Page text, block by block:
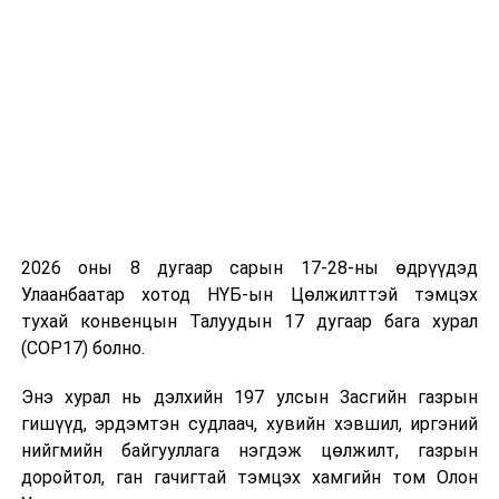
2026 оны 8 дугаар сарын 17-28-ны өдрүүдэд
Улаанбаатар хотод НҮБ-ын Цөлжилттэй тэмцэх
тухай конвенцын Талуудын 17 дугаар бага хурал
(COP17) болно.
Энэ хурал нь дэлхийн 197 улсын Засгийн газрын
гишүүд, эрдэмтэн судлаач, хувийн хэвшил, иргэний
нийгмийн байгууллага нэгдэж цөлжилт, газрын
доройтол, ган гачигтай тэмцэх хамгийн том Олон